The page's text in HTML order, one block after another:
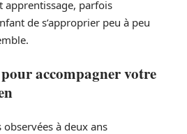
apprentissage, parfois
de s’approprier peu à peu
pour accompagner votre
à deux ans